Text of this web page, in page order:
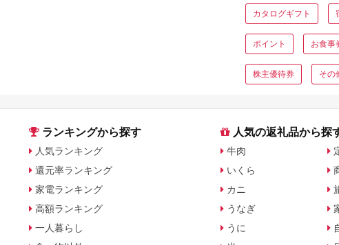
カタログギフト
ポイント お食事
株主優待券 その
ランキングから探す
人気ランキング
還元率ランキング
家電ランキング
高額ランキング
一人暮らし
人気の返礼品から探
牛肉
いくら
カニ
うなぎ
うに